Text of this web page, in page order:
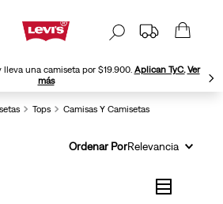
una camiseta por $19.900. Aplican TyC. Ver
más
Tops Camisas Y Camisetas
Ordenar PorRelevancia